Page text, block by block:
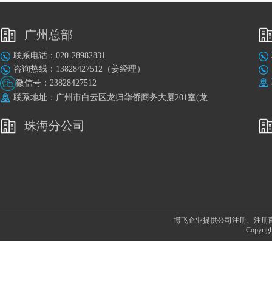
广州总部
联系电话：020-28982831
咨询热线：13828427512（姜经理）
微信号：23828427512
联系地址：广州市白云区龙归华侨商务大厦201室(龙
珠海分公司
博飞企业提供公司注册、注册